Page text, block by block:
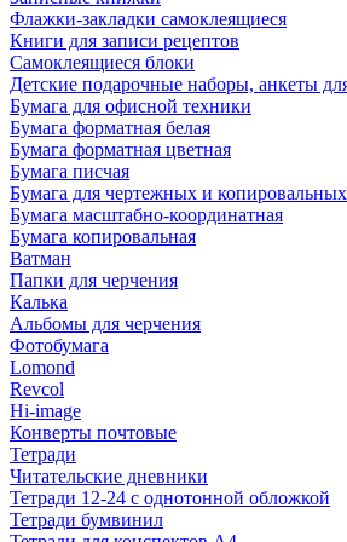
Флажки-закладки самоклеящиеся
Книги для записи рецептов
Самоклеящиеся блоки
Детские подарочные наборы, анкеты
Бумага для офисной техники
Бумага форматная белая
Бумага форматная цветная
Бумага писчая
Бумага для чертежных и
Бумага масштабно-координатная
Бумага копировальная
Ватман
Папки для черчения
Калька
Альбомы для черчения
Фотобумага
Lomond
Revcol
Hi-image
Конверты почтовые
Тетради
Читательские дневники
Тетради 12-24 с однотонной обложкой
Тетради бумвинил